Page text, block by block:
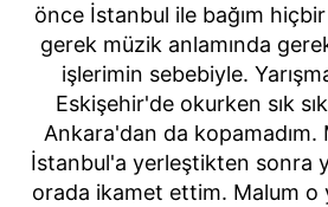
önce İstanbul ile bağım
gerek müzik anlamında
işlerimin sebebiyle.
Eskişehir'de okurken sık
Ankara'dan da kopamadım.
İstanbul'a yerleştikten sonra
orada ikamet ettim. Malum o